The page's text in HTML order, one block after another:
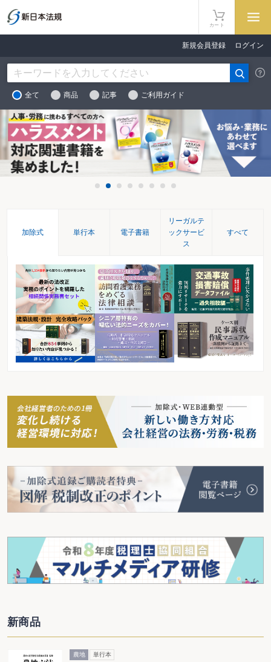
全て 商品 記事 ご利用ガイド
カート
新規会員登録 ログイン
加除式 単行本 電子書籍
リーガルテ
ックサービ
ス
すべて
新商品
農地 単行本